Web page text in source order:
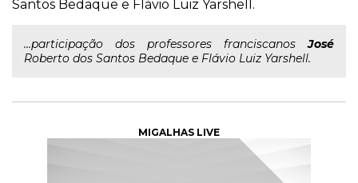
Santos Bedaque e Flávio Luiz Yarshell.
...participação dos professores franciscanosJosé
Roberto dos Santos Bedaque e Flávio Luiz Yarshell.
MIGALHAS LIVE